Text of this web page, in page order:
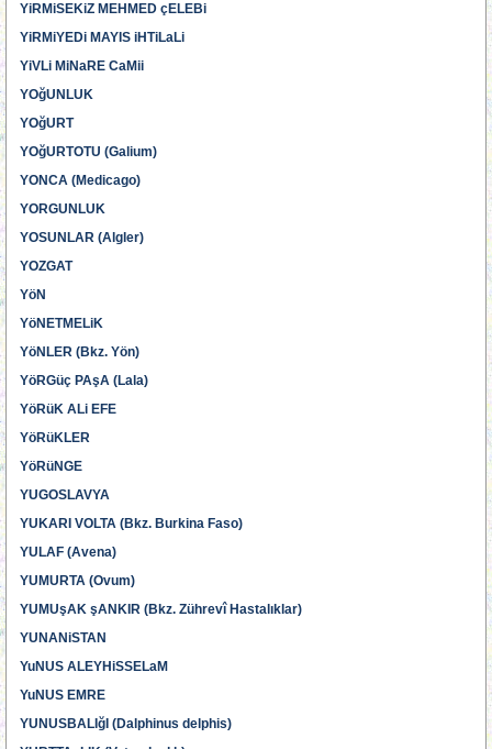
YiRMiSEKiZ MEHMED çELEBi
YiRMiYEDi MAYIS iHTiLaLi
YiVLi MiNaRE CaMii
YOğUNLUK
YOğURT
YOğURTOTU (Galium)
YONCA (Medicago)
YORGUNLUK
YOSUNLAR (Algler)
YOZGAT
YöN
YöNETMELiK
YöNLER (Bkz. Yön)
YöRGüç PAşA (Lala)
YöRüK ALi EFE
YöRüKLER
YöRüNGE
YUGOSLAVYA
YUKARI VOLTA (Bkz. Burkina Faso)
YULAF (Avena)
YUMURTA (Ovum)
YUMUşAK şANKIR (Bkz. Zührevî Hastalıklar)
YUNANiSTAN
YuNUS ALEYHiSSELaM
YuNUS EMRE
YUNUSBALIğI (Dalphinus delphis)